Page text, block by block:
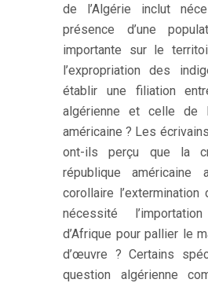
de l’Algérie inclut
présence d’une
importante sur le
l’expropriation des
établir une filiation
algérienne et celle de
américaine ? Les
ont-ils perçu que la
république américaine
corollaire
nécessité
d’Afrique pour pallier le
d’œuvre ? Certains
question algérienne